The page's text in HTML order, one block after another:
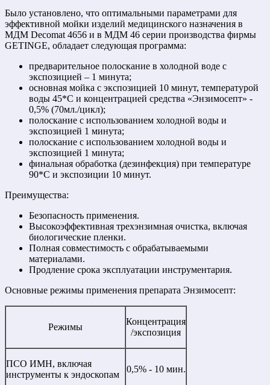
Было установлено, что оптимальными параметрами для
эффективной мойки изделий медицинского назначения в
МДМ Decomat 4656 и в МДМ 46 серии производства фирмы
GETINGE, обладает следующая программа:
предварительное полоскание в холодной воде с
экспозицией – 1 минута;
основная мойка с экспозицией 10 минут, температурой
воды 45*С и концентрацией средства «Энзимосепт» -
0,5% (70мл./цикл);
полоскание с использованием холодной воды и
экспозицией 1 минута;
полоскание с использованием холодной воды и
экспозицией 1 минута;
финальная обработка (дезинфекция) при температуре
90*С и экспозиции 10 минут.
Преимущества:
Безопасность применения.
Высокоэффективная трехэнзимная очистка, включая
биологические пленки.
Полная совместимость с обрабатываемыми
материалами.
Продление срока эксплуатации инструментария.
Основные режимы применения препарата Энзимосепт:
Режимы
Концентрация
/экспозиция
ПСО ИМН, включая
инструменты к эндоскопам
0,5% - 10 мин.